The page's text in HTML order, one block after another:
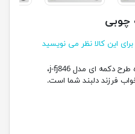
چوبی
این کالا نظر می نویسید
دراور کودک پایه مخروطی با دستگیره طرح دکمه ای مدل j-fj846،
فرزند دلبند شما است.